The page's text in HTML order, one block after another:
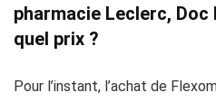
pharmacie Leclerc,
quel prix ?
Pour l’instant, l’achat de